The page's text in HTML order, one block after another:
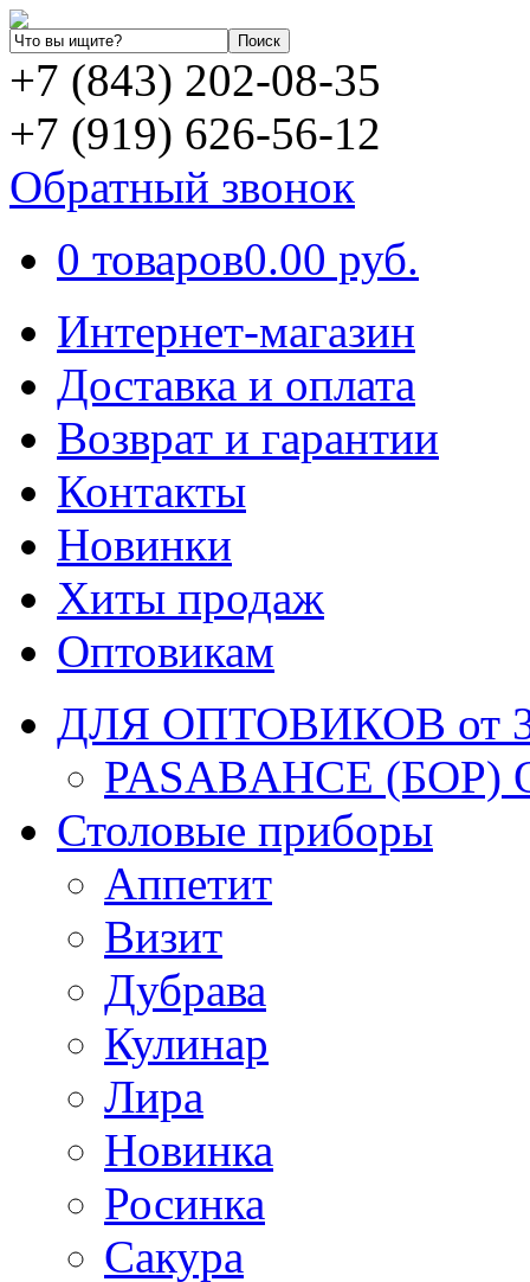
+7 (843) 202-08-35
+7 (919) 626-56-12
Обратный звонок
0 товаров0.00 руб.
Интернет-магазин
Доставка и оплата
Возврат и гарантии
Контакты
Новинки
Хиты продаж
Оптовикам
ДЛЯ ОПТОВИКОВ от
PASABAHCE (БОР)
Столовые приборы
Аппетит
Визит
Дубрава
Кулинар
Лира
Новинка
Росинка
Сакура